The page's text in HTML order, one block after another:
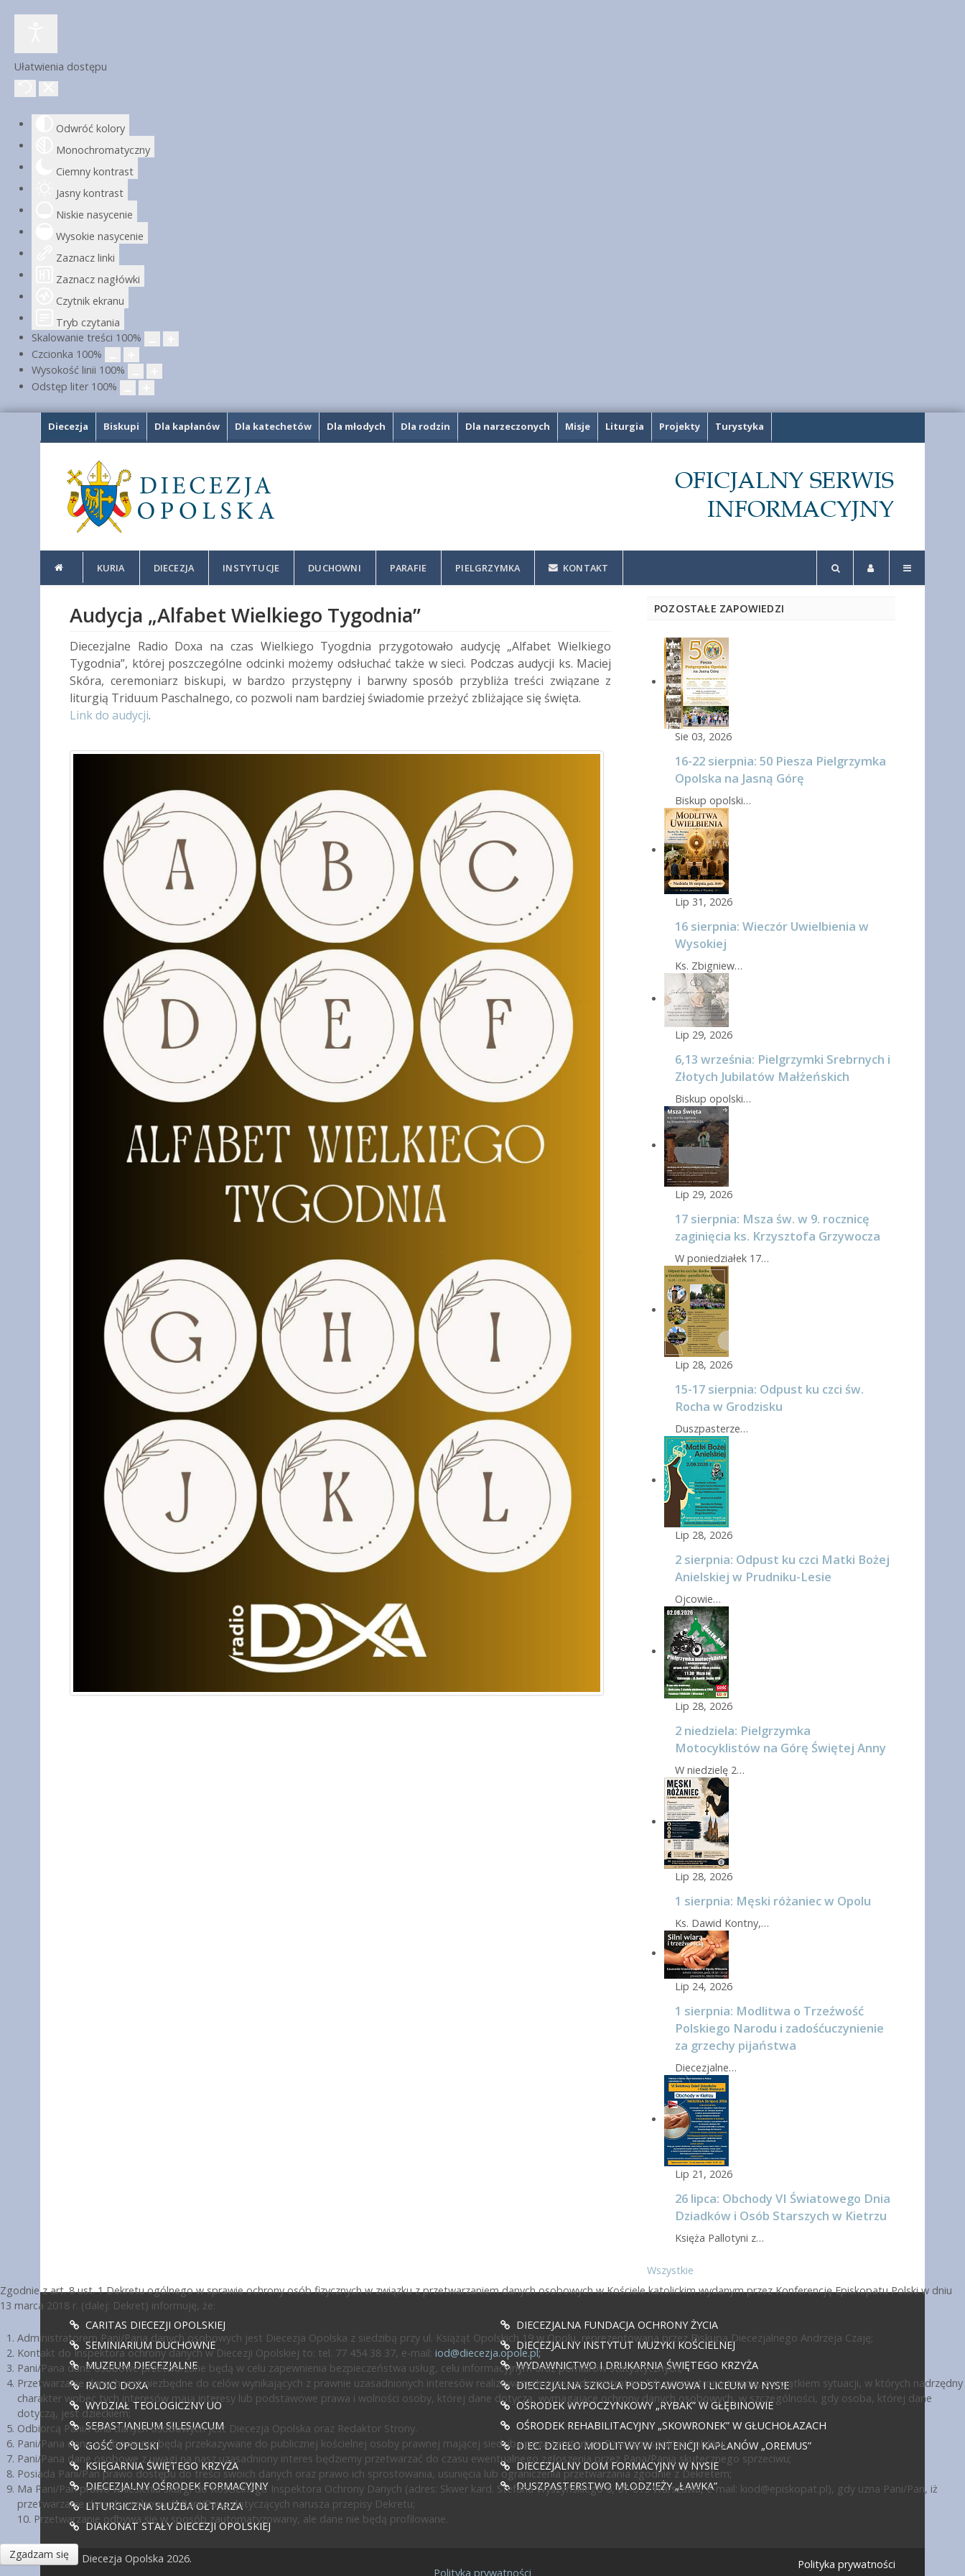
Ułatwienia dostępu
Odwróć kolory
Monochromatyczny
Ciemny kontrast
Jasny kontrast
Niskie nasycenie
Wysokie nasycenie
Zaznacz linki
Zaznacz nagłówki
Czytnik ekranu
Tryb czytania
Skalowanie treści 100%
Czcionka 100%
Wysokość linii 100%
Odstęp liter 100%
Diecezja Biskupi Dla kapłanów Dla katechetów Dla młodych Dla rodzin Dla narzeczonych Misje Liturgia Projekty Turystyka
KURIA DIECEZJA INSTYTUCJE DUCHOWNI PARAFIE PIELGRZYMKA KONTAKT
Audycja „Alfabet Wielkiego Tygodnia”
Diecezjalne Radio Doxa na czas Wielkiego Tyogdnia przygotowało audycję „Alfabet Wielkiego
Tygodnia”, której poszczególne odcinki możemy odsłuchać także w sieci. Podczas audycji ks. Maciej
Skóra, ceremoniarz biskupi, w bardzo przystępny i barwny sposób przybliża treści związane z
liturgią Triduum Paschalnego, co pozwoli nam bardziej świadomie przeżyć zbliżające się święta.
Link do audycji.
POZOSTAŁE ZAPOWIEDZI
Sie 03, 2026
16-22 sierpnia: 50 Piesza Pielgrzymka
Opolska na Jasną Górę
Biskup opolski…
Lip 31, 2026
16 sierpnia: Wieczór Uwielbienia w
Wysokiej
Ks. Zbigniew…
Lip 29, 2026
6,13 września: Pielgrzymki Srebrnych i
Złotych Jubilatów Małżeńskich
Biskup opolski…
Lip 29, 2026
17 sierpnia: Msza św. w 9. rocznicę
zaginięcia ks. Krzysztofa Grzywocza
W poniedziałek 17…
Lip 28, 2026
15-17 sierpnia: Odpust ku czci św.
Rocha w Grodzisku
Duszpasterze…
Lip 28, 2026
2 sierpnia: Odpust ku czci Matki Bożej
Anielskiej w Prudniku-Lesie
Ojcowie…
Lip 28, 2026
2 niedziela: Pielgrzymka
Motocyklistów na Górę Świętej Anny
W niedzielę 2…
Lip 28, 2026
1 sierpnia: Męski różaniec w Opolu
Ks. Dawid Kontny,…
Lip 24, 2026
1 sierpnia: Modlitwa o Trzeźwość
Polskiego Narodu i zadośćuczynienie
za grzechy pijaństwa
Diecezjalne…
Lip 21, 2026
26 lipca: Obchody VI Światowego Dnia
Dziadków i Osób Starszych w Kietrzu
Księża Pallotyni z…
Wszystkie
CARITAS DIECEZJI OPOLSKIEJ
SEMINIARIUM DUCHOWNE
MUZEUM DIECEZJALNE
RADIO DOXA
WYDZIAŁ TEOLOGICZNY UO
SEBASTIANEUM SILESIACUM
GOŚĆ OPOLSKI
KSIĘGARNIA ŚWIĘTEGO KRZYŻA
DIECEZJALNY OŚRODEK FORMACYJNY
LITURGICZNA SŁUŻBA OŁTARZA
DIAKONAT STAŁY DIECEZJI OPOLSKIEJ
DIECEZJALNA FUNDACJA OCHRONY ŻYCIA
DIECEZJALNY INSTYTUT MUZYKI KOŚCIELNEJ
WYDAWNICTWO I DRUKARNIA ŚWIĘTEGO KRZYŻA
DIECEZJALNA SZKOŁA PODSTAWOWA I LICEUM W NYSIE
OŚRODEK WYPOCZYNKOWY „RYBAK” W GŁĘBINOWIE
OŚRODEK REHABILITACYJNY „SKOWRONEK” W GŁUCHOŁAZACH
DIEC. DZIEŁO MODLITWY W INTENCJI KAPŁANÓW „OREMUS”
DIECEZJALNY DOM FORMACYJNY W NYSIE
DUSZPASTERSTWO MŁODZIEŻY „ŁAWKA”
© Diecezja Opolska 2026. Polityka prywatności
Zgodnie z art. 8 ust. 1 Dekretu ogólnego w sprawie ochrony osób fizycznych w związku z przetwarzaniem danych osobowych w Kościele katolickim wydanym przez Konferencję Episkopatu Polski w dniu
13 marca 2018 r. (dalej: Dekret) informuję, że:
Administratorem Pani/Pana danych osobowych jest Diecezja Opolska z siedzibą przy ul. Książąt Opolskich 19 w Opolu, reprezentowana przez Biskupa Diecezjalnego Andrzeja Czaję;
Kontakt do Inspektora ochrony danych w Diecezji Opolskiej to: tel. 77 454 38 37, e-mail: iod@diecezja.opole.pl;
Pani/Pana dane osobowe przetwarzane będą w celu zapewnienia bezpieczeństwa usług, celu informacyjnym oraz pomiarów statystycznych;
Przetwarzanie danych jest niezbędne do celów wynikających z prawnie uzasadnionych interesów realizowanych przez administratora lub przez stronę trzecią, z wyjątkiem sytuacji, w których nadrzędny
charakter wobec tych interesów mają interesy lub podstawowe prawa i wolności osoby, której dane dotyczą, wymagające ochrony danych osobowych, w szczególności, gdy osoba, której dane
dotyczą, jest dzieckiem;
Odbiorcą Pani/Pana danych osobowych jest Diecezja Opolska oraz Redaktor Strony.
Pani/Pana dane osobowe nie będą przekazywane do publicznej kościelnej osoby prawnej mającej siedzibę poza terytorium Rzeczypospolitej Polskiej;
Pani/Pana dane osobowe z uwagi na nasz uzasadniony interes będziemy przetwarzać do czasu ewentualnego zgłoszenia przez Pana/Panią skutecznego sprzeciwu;
Posiada Pani/Pan prawo dostępu do treści swoich danych oraz prawo ich sprostowania, usunięcia lub ograniczenia przetwarzania zgodnie z Dekretem;
Ma Pani/Pan prawo wniesienia skargi do Kościelnego Inspektora Ochrony Danych (adres: Skwer kard. Stefana Wyszyńskiego 6, 01-015 Warszawa, e-mail: kiod@episkopat.pl), gdy uzna Pani/Pan, iż
przetwarzanie danych osobowych Pani/Pana dotyczących narusza przepisy Dekretu;
10. Przetwarzanie odbywa się w sposób zautomatyzowany, ale dane nie będą profilowane.
Zgadzam się
Polityka prywatności